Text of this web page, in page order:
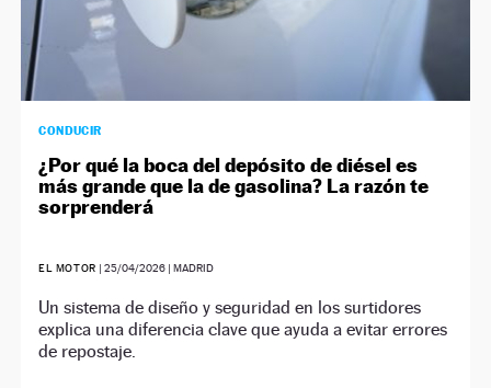
CONDUCIR
¿Por qué la boca del depósito de diésel es
más grande que la de gasolina? La razón te
sorprenderá
EL MOTOR | 25/04/2026| MADRID
Un sistema de diseño y seguridad en los surtidores
explica una diferencia clave que ayuda a evitar errores
de repostaje.